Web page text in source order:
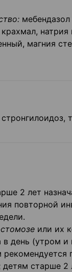
магния
2 лет
повторной
или их
в день (утром
старше 2